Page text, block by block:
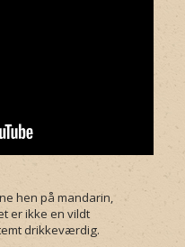
hen på mandarin,
er ikke en vildt
drikkeværdig.